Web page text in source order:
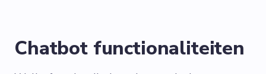
Chatbot functionaliteiten